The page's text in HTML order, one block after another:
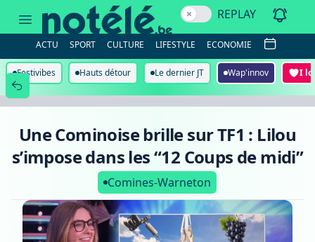
Cominoise
brille
:
Lilou
s’impose
dans
les
Coups
REPLAY
ACTU SPORT CULTURE LIFESTYLE ECONOMIE
Festivibes Hauts détour Le dernier JT Wap'innov I
Une Cominoise brille sur TF1 : Lilou
s’impose dans les “12 Coups de midi”
Comines-Warneton